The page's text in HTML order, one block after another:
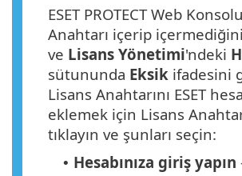
ESET PROTECT Web
Anahtarı içerip
ve Lisans Yönetimi'ndeki
sütununda Eksik ifadesini
Lisans Anahtarını ESET
eklemek için Lisans
tıklayın ve şunları seçin:
• Hesabınıza giriş yapın